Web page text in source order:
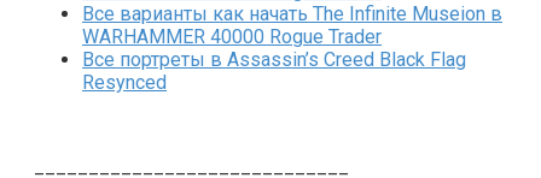
Все варианты как начать The Infinite Museion в
WARHAMMER 40000 Rogue Trader
Все портреты в Assassin’s Creed Black Flag
Resynced